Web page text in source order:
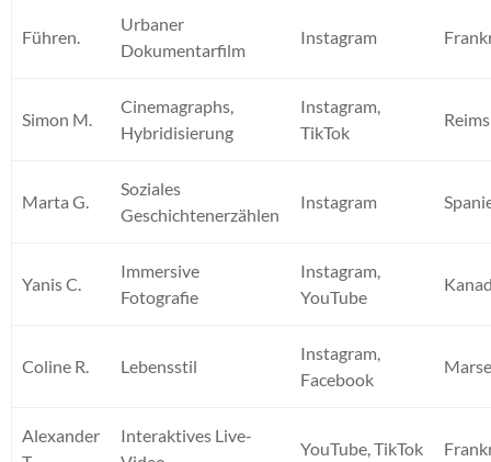
Führen.
Urbaner
Dokumentarfilm
Instagram
Simon M.
Cinemagraphs,
Hybridisierung
Instagram,
TikTok
Reims
Marta G.
Soziales
Geschichtenerzählen
Instagram
Yanis C.
Immersive
Fotografie
Instagram,
YouTube
Coline R. Lebensstil
Instagram,
Facebook
Alexander
Interaktives Live-
YouTube, TikTok